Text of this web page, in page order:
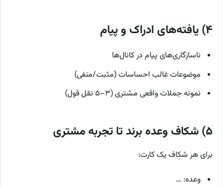
۴) یافته‌های ادراک و پیام
ناسازگاری‌های پیام در کانال‌ها
موضوعات غالب احساسات (مثبت/منفی)
نمونه جملات واقعی مشتری (۳–۵ نقل قول)
۵) شکاف وعده برند تا تجربه مشتری
برای هر شکاف یک کارت:
وعده: …